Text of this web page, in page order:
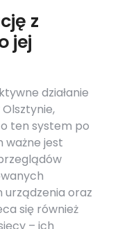
z
jej
działanie
ten system po
ważne jest
oraz
się również